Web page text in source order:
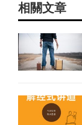
相關文章